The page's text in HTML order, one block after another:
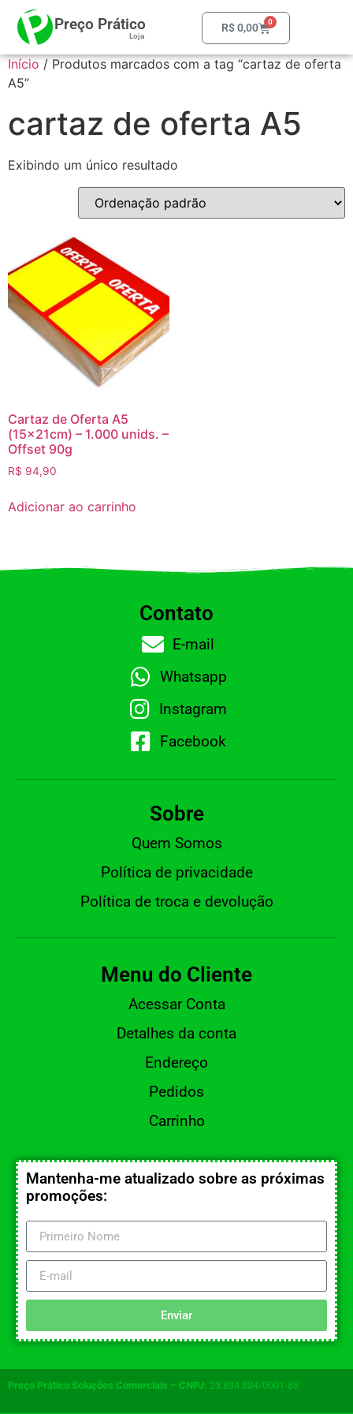
Preço Prático
Loja
R$0,00 0
Início / Produtos marcados com a tag “cartaz de oferta
A5”
cartaz de oferta A5
Exibindo um único resultado
Cartaz de Oferta A5
(15x21cm) – 1.000 unids. –
Offset 90g
R$ 94,90
Adicionar ao carrinho
Contato
E-mail
Whatsapp
Instagram
Facebook
Sobre
Quem Somos
Política de privacidade
Política de troca e devolução
Menu do Cliente
Acessar Conta
Detalhes da conta
Endereço
Pedidos
Carrinho
Mantenha-me atualizado sobre as próximas
promoções:
Enviar
Preço Prático Soluções Comerciais – CNPJ: 23.834.884/0001-85